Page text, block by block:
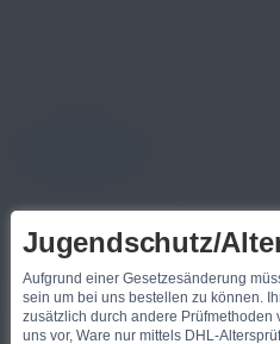
Jugendschutz/
Aufgrund einer Gesetzesänderung
sein um bei uns bestellen zu können.
zusätzlich durch andere
uns vor, Ware nur mittels DHL-